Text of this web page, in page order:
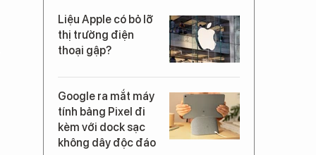
Liệu Apple có bỏ lỡ
thị trường điện
thoại gập?
Google ra mắt máy
tính bảng Pixel đi
kèm với dock sạc
không dây độc đáo